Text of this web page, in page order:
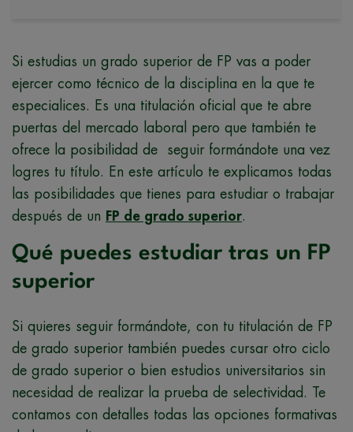
Si estudias un grado superior de FP vas a poder
ejercer como técnico de la disciplina en la que te
especialices. Es una titulación oficial que te abre
puertas del mercado laboral pero que también te
ofrece la posibilidad de seguir formándote una vez
logres tu título. En este artículo te explicamos todas
las posibilidades que tienes para estudiar o trabajar
después de un FP de grado superior.
Qué puedes estudiar tras un FP
superior
Si quieres seguir formándote, con tu titulación de FP
de grado superior también puedes cursar otro ciclo
de grado superior o bien estudios universitarios sin
necesidad de realizar la prueba de selectividad. Te
contamos con detalles todas las opciones formativas